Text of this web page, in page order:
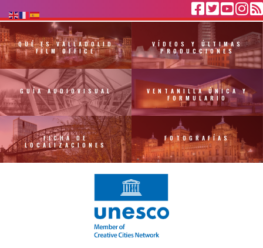
QUÉ ES VALLADOLID
FILM OFFICE
VÍDEOS Y ÚLTIMAS
PRODUCCIONES
GUÍA AUDIOVISUAL
VENTANILLA ÚNICA Y
FORMULARIO
FICHA DE
LOCALIZACIONES
FOTOGRAFÍAS